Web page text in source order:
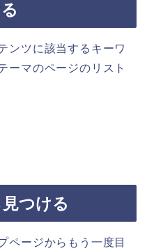
ンツに該当するキーワ
ーマのページのリスト
つける
ページからもう一度目